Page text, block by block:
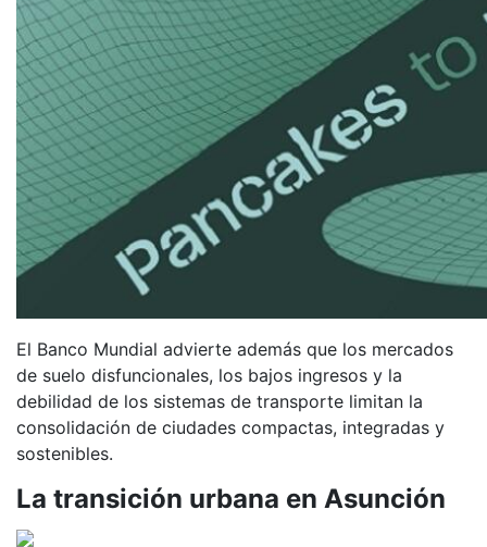
El Banco Mundial advierte además que los mercados
de suelo disfuncionales, los bajos ingresos y la
debilidad de los sistemas de transporte limitan la
consolidación de ciudades compactas, integradas y
sostenibles.
La transición urbana en Asunción